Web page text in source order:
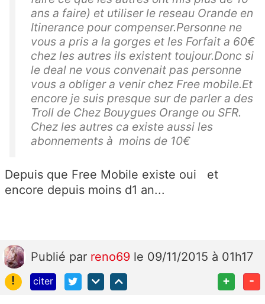
ans a faire) et utiliser le reseau Orande en
Itinerance pour compenser.Personne ne
vous a pris a la gorges et les Forfait a 60€
chez les autres ils existent toujour.Donc si
le deal ne vous convenait pas personne
vous a obliger a venir chez Free mobile.Et
encore je suis presque sur de parler a des
Troll de Chez Bouygues Orange ou SFR.
Chez les autres ca existe aussi les
abonnements à moins de 10€
Depuis que Free Mobile existe oui et
encore depuis moins d1 an...
Publié par reno69 le 09/11/2015 à 01h17
!
citer + -